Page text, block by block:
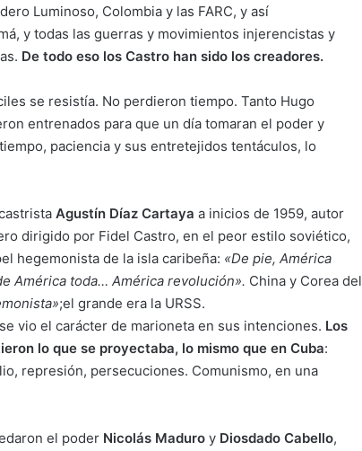
Luminoso, Colombia y las FARC, y así
y todas las guerras y movimientos injerencistas y
De todo eso los Castro han sido los creadores.
se resistía. No perdieron tiempo. Tanto Hugo
entrenados para que un día tomaran el poder y
paciencia y sus entretejidos tentáculos, lo
Agustín Díaz Cartaya a inicios de 1959, autor
dirigido por Fidel Castro, en el peor estilo soviético,
hegemonista de la isla caribeña: «De pie, América
América toda… América revolución». China y Corea del
;el grande era la URSS.
vio el carácter de marioneta en sus intenciones. Los
lo que se proyectaba, lo mismo que en Cuba:
represión, persecuciones. Comunismo, en una
el poder Nicolás Maduro y Diosdado Cabello,